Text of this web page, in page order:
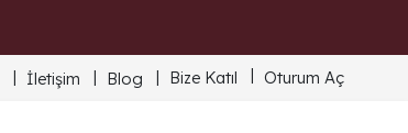
İletişim Blog Bize Katıl Oturum Aç